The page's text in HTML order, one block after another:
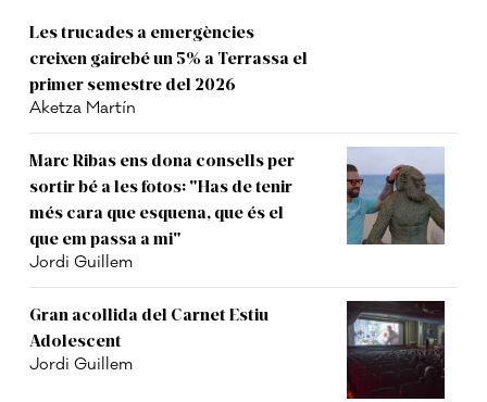
Les trucades a emergències
creixen gairebé un 5% a Terrassa el
primer semestre del 2026
Aketza Martín
Marc Ribas ens dona consells per
sortir bé a les fotos: "Has de tenir
més cara que esquena, que és el
que em passa a mi"
Jordi Guillem
Gran acollida del Carnet Estiu
Adolescent
Jordi Guillem